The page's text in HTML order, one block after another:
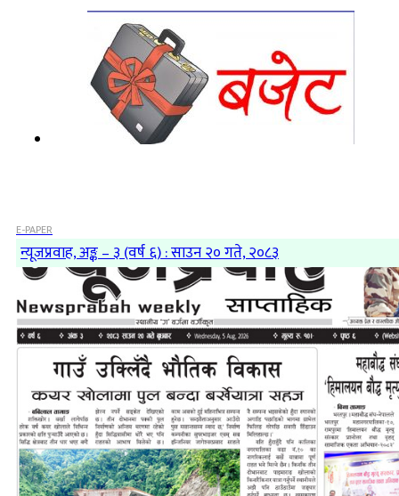
E-PAPER
न्यूजप्रवाह, अङ्क – ३ (वर्ष ६) : साउन २० गते, २०८३